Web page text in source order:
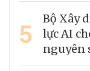
5
Bộ Xây
lực AI
nguyên